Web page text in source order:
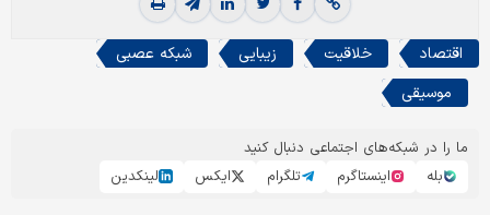
اقتصاد خلاقیت زیبایی
شبکه عصبی
موسیقی
ما را در شبکه‌های اجتماعی دنبال کنید
بله
اینستاگرم تلگرام ایکس لینکدین